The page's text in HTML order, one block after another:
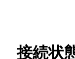
接続状